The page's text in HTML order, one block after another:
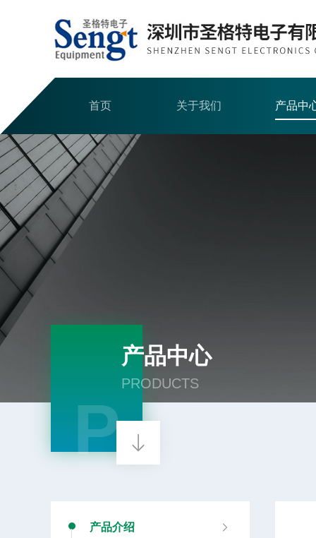
首页 关于我们 产品中
产品中心
PRODUCTS
P
产品介绍